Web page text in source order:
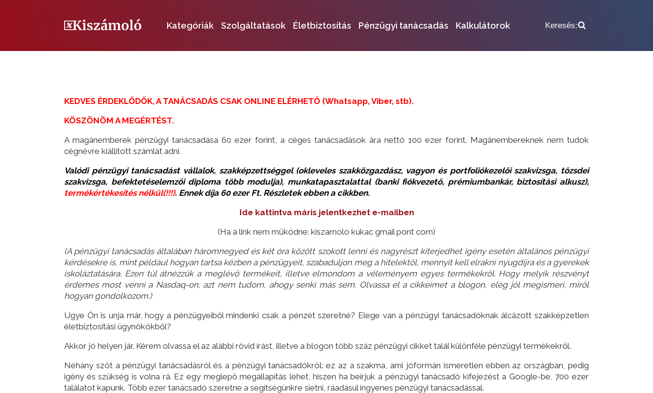
Kategóriák Szolgáltatások Életbiztosítás Pénzügyi tanácsadás Kalkulátorok Keresés:
KEDVES ÉRDEKLŐDŐK, A TANÁCSADÁS CSAK ONLINE ELÉRHETŐ (Whatsapp, Viber, stb).
KÖSZÖNÖM A MEGÉRTÉST.
A magánemberek pénzügyi tanácsadása 60 ezer forint, a céges tanácsadások ára nettó 100 ezer forint. Magánembereknek nem tudok
cégnévre kiállított számlát adni.
Valódi pénzügyi tanácsadást vállalok, szakképzettséggel (okleveles szakközgazdász, vagyon és portfoliókezelői szakvizsga, tőzsdei
szakvizsga, befektetéselemzői diploma több modulja), munkatapasztalattal (banki fiókvezető, prémiumbankár, biztosítási alkusz),
termékértékesítés nélkül(!!!). Ennek díja 60 ezer Ft. Részletek ebben a cikkben.
Ide kattintva máris jelentkezhet e-mailben
(Ha a link nem működne: kiszamolo kukac gmail pont com)
(A pénzügyi tanácsadás általában háromnegyed és két óra között szokott lenni és nagyrészt kiterjedhet igény esetén általános pénzügyi
kérdésekre is, mint például hogyan tartsa kézben a pénzügyeit, szabaduljon meg a hitelektől, mennyit kell elrakni nyugdíjra és a gyerekek
iskoláztatására. Ezen túl átnézzük a meglévő termékeit, illetve elmondom a véleményem egyes termékekről. Hogy melyik részvényt
érdemes most venni a Nasdaq-on, azt nem tudom, ahogy senki más sem. Olvassa el a cikkeimet a blogon, elég jól megismeri, miről
hogyan gondolkozom.)
Ugye Ön is unja már, hogy a pénzügyeiből mindenki csak a pénzét szeretné? Elege van a pénzügyi tanácsadóknak álcázott szakképzetlen
életbiztosítási ügynökökből?
Akkor jó helyen jár. Kérem olvassa el az alábbi rövid írást, illetve a blogon több száz pénzügyi cikket talál különféle pénzügyi termékekről.
Néhány szót a pénzügyi tanácsadásról és a pénzügyi tanácsadókról: ez az a szakma, ami jóformán ismeretlen ebben az országban, pedig
igény és szükség is volna rá. Ez egy meglepő megállapítás lehet, hiszen ha beírjuk a pénzügyi tanácsadó kifejezést a Google-be, 700 ezer
találatot kapunk. Több ezer tanácsadó szeretne a segítségünkre sietni, ráadásul ingyenes pénzügyi tanácsadással.